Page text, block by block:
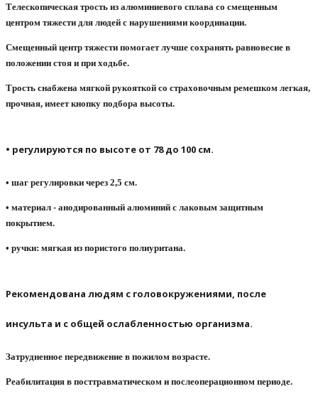
Телескопическая трость из алюминиевого сплава со смещенным
центром тяжести для людей с нарушениями координации.
Смещенный центр тяжести помогает лучше сохранять равновесие в
положении стоя и при ходьбе.
Трость снабжена мягкой рукояткой со страховочным ремешком легкая,
прочная, имеет кнопку подбора высоты.
• регулируются по высоте от 78 до 100 см.
• шаг регулировки через 2,5 см.
• материал - анодированный алюминий c лаковым защитным
покрытием.
• ручки: мягкая из пористого полиуритана.
Рекомендована людям с головокружениями, после
инсульта и с общей ослабленностью организма.
Затрудненное передвижение в пожилом возрасте.
Реабилитация в посттравматическом и послеоперационном периоде.